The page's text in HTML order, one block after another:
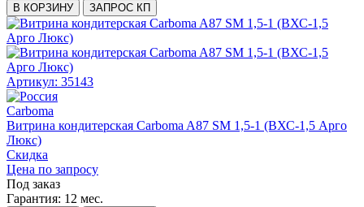
В КОРЗИНУ ЗАПРОС КП
Артикул: 35143
Carboma
Витрина кондитерская Carboma A87 SM 1,5-1 (ВХС-1,5 Арго
Люкс)
Скидка
Цена по запросу
Под заказ
Гарантия: 12 мес.